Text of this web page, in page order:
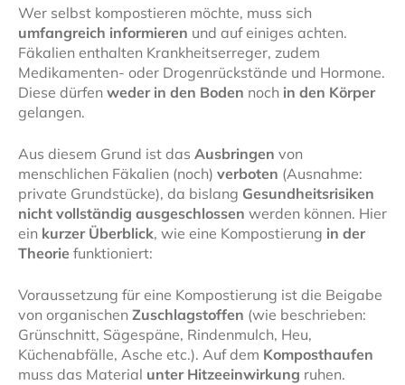
Wer selbst kompostieren möchte, muss sich
umfangreich informieren und auf einiges achten.
Fäkalien enthalten Krankheitserreger, zudem
Medikamenten- oder Drogenrückstände und Hormone.
Diese dürfen weder in den Boden noch in den Körper
gelangen.
Aus diesem Grund ist das Ausbringen von
menschlichen Fäkalien (noch) verboten (Ausnahme:
private Grundstücke), da bislang Gesundheitsrisiken
nicht vollständig ausgeschlossen werden können. Hier
ein kurzer Überblick, wie eine Kompostierung in der
Theorie funktioniert:
Voraussetzung für eine Kompostierung ist die Beigabe
von organischen Zuschlagstoffen (wie beschrieben:
Grünschnitt, Sägespäne, Rindenmulch, Heu,
Küchenabfälle, Asche etc.). Auf dem Komposthaufen
muss das Material unter Hitzeeinwirkung ruhen.